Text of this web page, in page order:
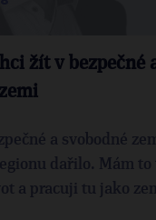
žít v bezpečné
a svobodné
dařilo. Mám
a pracuji tu jako